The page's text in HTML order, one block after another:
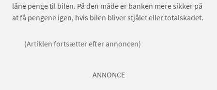
låne penge til bilen. På den måde er banken mere sikker på
at få pengene igen, hvis bilen bliver stjålet eller totalskadet.
(Artiklen fortsætter efter annoncen)
ANNONCE